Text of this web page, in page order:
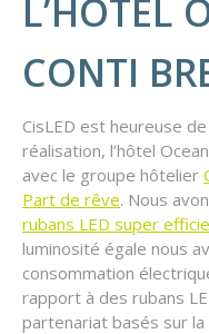
L’HÔTEL
CONTI
CisLED est heureuse
réalisation, l’hôtel
avec le groupe hôtelier
Part de rêve. Nous
rubans LED super
luminosité égale nous
consommation
rapport à des rubans
partenariat basés sur